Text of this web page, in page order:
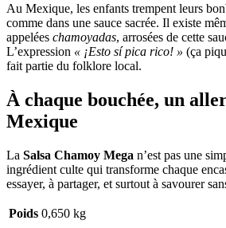
Au Mexique, les enfants trempent leurs
comme dans une sauce sacrée. Il existe
appelées chamoyadas, arrosées de cette
L’expression « ¡Esto sí pica rico! » (ça
fait partie du folklore local.
À chaque bouchée, un
Mexique
La Salsa Chamoy Mega n’est pas une
ingrédient culte qui transforme chaque
essayer, à partager, et surtout à savourer
Poids 0,650 kg